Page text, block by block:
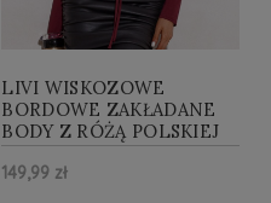
LIVI WISKOZOWE
BORDOWE ZAKŁADANE
BODY Z RÓŻĄ POLSKIEJ
PRODUKCJI
149,99 zł